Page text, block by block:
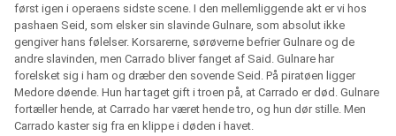
først igen i operaens sidste scene. I den mellemliggende akt er vi hos
pashaen Seid, som elsker sin slavinde Gulnare, som absolut ikke
gengiver hans følelser. Korsarerne, sørøverne befrier Gulnare og de
andre slavinden, men Carrado bliver fanget af Said. Gulnare har
forelsket sig i ham og dræber den sovende Seid. På piratøen ligger
Medore døende. Hun har taget gift i troen på, at Carrado er død. Gulnare
fortæller hende, at Carrado har været hende tro, og hun dør stille. Men
Carrado kaster sig fra en klippe i døden i havet.